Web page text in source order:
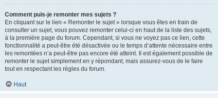
Comment puis-je remonter mes sujets ?
En cliquant sur le lien « Remonter le sujet » lorsque vous êtes en train de
consulter un sujet, vous pouvez remonter celui-ci en haut de la liste des sujets,
à la première page du forum. Cependant, si vous ne voyez pas ce lien, cette
fonctionnalité a peut-être été désactivée ou le temps d’attente nécessaire entre
les remontées n’a peut-être pas encore été atteint. Il est également possible de
remonter le sujet simplement en y répondant, mais assurez-vous de le faire
tout en respectant les règles du forum.
Haut